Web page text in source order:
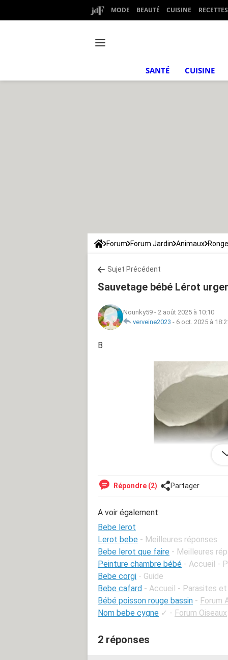
MODE BEAUTÉ CUISINE RECETTES
SANTÉ CUISINE
Forum Forum Jardin Animaux
Sujet Précédent
Sauvetage bébé Lérot
Nounky59 - 2 août 2025 à 10:10
verveine2023 - 6 oct. 2025 à
B
onjour,
Répondre (2) Partager
A voir également:
Bebe lerot
Lerot bebe - Meilleures réponses
Bebe lerot que faire - Meilleures
Peinture chambre bébé - Accueil -
Bebe corgi - Guide
Bebe cafard - Accueil - Parasites et
Bébé poisson rouge bassin - Forum
Nom bebe cygne ✓ - Forum Oiseaux
2 réponses